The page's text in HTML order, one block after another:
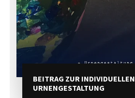
BEITRAG ZUR INDIVIDUELLEN
URNENGESTALTUNG